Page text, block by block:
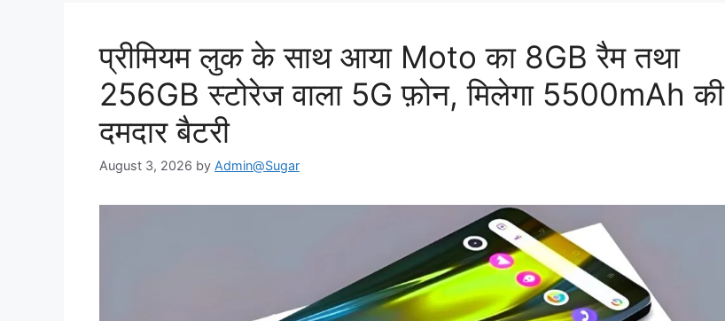
प्रीमियम लुक के साथ आया Moto का 8GB रैम तथा
256GB स्टोरेज वाला 5G फ़ोन, मिलेगा 5500mAh की
दमदार बैटरी
August 3, 2026 by Admin@Sugar